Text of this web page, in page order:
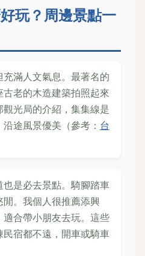
玩？周邊景點一
滿人文氣息。最著名的
老的木造建築拍照起來
光局的介紹，集集線是
途風景優美（參考： 台
是必去景點。騎腳踏車
。我個人很推薦添興
合帶小朋友去玩。這些
宿都不遠，開車或騎車